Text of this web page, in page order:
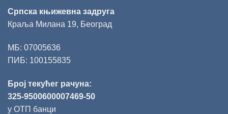
Српска књижевна задруга
Краља Милана 19, Београд
МБ: 07005636
ПИБ: 100155835
Број текућег рачуна:
325-9500600007469-50
у ОТП банци